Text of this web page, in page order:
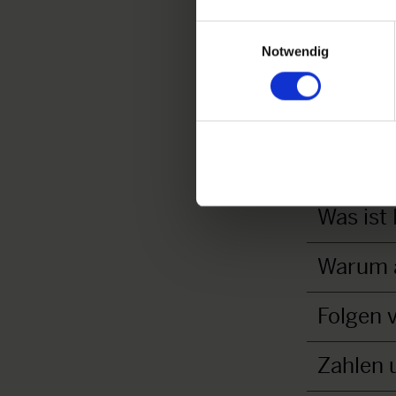
Notwendig
In einem
Was ist
Warum
Folgen
Zahlen